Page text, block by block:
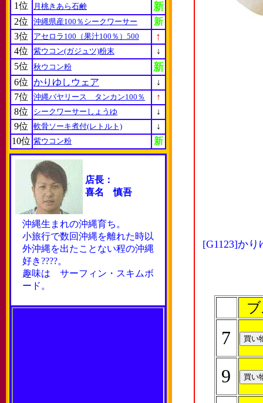
1位
月桃きあら石鹸 新
2位 沖縄県産100％シークワーサー
新
3位
アセロラ100（果汁100％）500 ↑
4位 紫ウコン(ガジュツ)粉末
↓
5位
秋ウコン粉 新
6位 かりゆしウェア
↓
7位
沖縄バヤリース タンカン100％
↑
8位
シークワーサーしょうゆ
↓
9位
軟骨ソーキ煮付(レトルト)
↓
10位 紫ウコン粉 新
店長：
喜名 慎吾
沖縄生まれの沖縄育ち。
小旅行で数回沖縄を離れた時以
外沖縄を出たことない程の沖縄
好き????。
趣味は サーフィン・スキムボ
ード。
[G1123]か
7
9